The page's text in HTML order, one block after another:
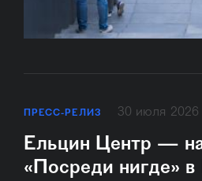
ПРЕСС-РЕЛИЗ 30 июля 2026
Ельцин Центр —
«Посреди нигде»